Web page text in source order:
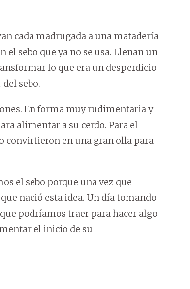
cada madrugada a una matadería
el sebo que ya no se usa. Llenan un
lo que era un desperdicio
sebo.
En forma muy rudimentaria y
alimentar a su cerdo. Para el
convirtieron en una gran olla para
el sebo porque una vez que
nació esta idea. Un día tomando
podríamos traer para hacer algo
el inicio de su